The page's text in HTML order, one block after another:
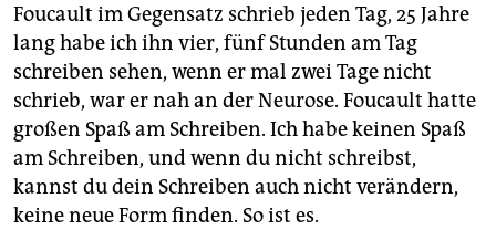
Foucault im Gegensatz schrieb jeden Tag, 25 Jahre
lang habe ich ihn vier, fünf Stunden am Tag
schreiben sehen, wenn er mal zwei Tage nicht
schrieb, war er nah an der Neurose. Foucault hatte
großen Spaß am Schreiben. Ich habe keinen Spaß
am Schreiben, und wenn du nicht schreibst,
kannst du dein Schreiben auch nicht verändern,
keine neue Form finden. So ist es.